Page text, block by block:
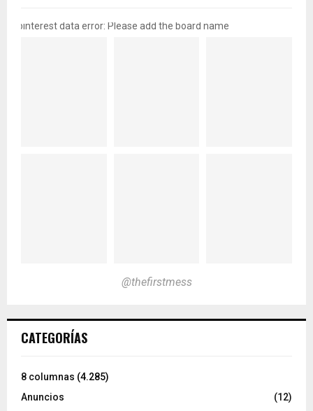
pinterest data error: Please add the board name
@thefirstmess
CATEGORÍAS
8 columnas (4.285)
Anuncios
(12)